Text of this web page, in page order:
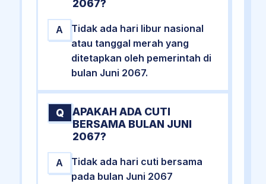
2067?
A
Tidak ada hari libur nasional
atau tanggal merah yang
ditetapkan oleh pemerintah di
bulan Juni 2067.
Q
APAKAH ADA CUTI
BERSAMA BULAN JUNI
2067?
A
Tidak ada hari cuti bersama
pada bulan Juni 2067